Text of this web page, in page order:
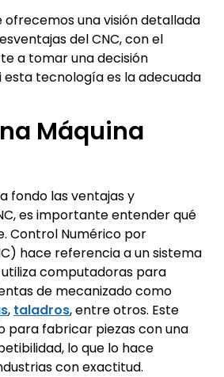
ofrecemos una visión detallada
del CNC, con el
a tomar una decisión
tecnología es la adecuada
Máquina
fondo las ventajas y
es importante entender qué
Control Numérico por
hace referencia a un sistema
computadoras para
de mecanizado como
, taladros, entre otros. Este
para fabricar piezas con una
lo que lo hace
con exactitud.